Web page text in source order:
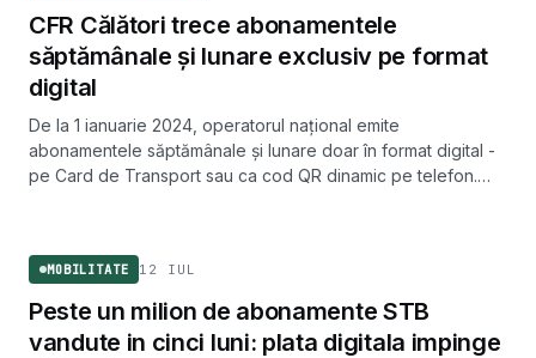
CFR Călători trece abonamentele
săptămânale și lunare exclusiv pe format
digital
De la 1 ianuarie 2024, operatorul național emite
abonamentele săptămânale și lunare doar în format digital -
pe Card de Transport sau ca cod QR dinamic pe telefon.
MOBILITATE 12 IUL
Peste un milion de abonamente STB
vandute in cinci luni: plata digitala impinge